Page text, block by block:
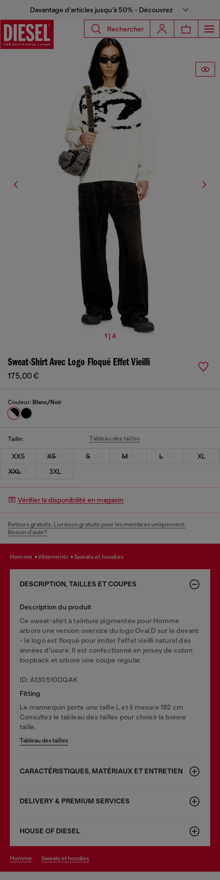
Davantage d’articles jusqu’à 50% - Découvrez
Rechercher
1 | 4
Sweat-Shirt Avec Logo Floqué Effet Vieilli
175,00 €
Couleur: Blanc/Noir
Taille: Tableau des tailles
XXS XS S M L
XL
XXL
3XL
Vérifier la disponibilité en magasin
Retours gratuits. Livraison gratuite pour les membres uniquement.
Besoin d’aide?
homme vêtements sweats et hoodies
DESCRIPTION, TAILLES ET COUPES
Description du produit
Ce sweat-shirt à teinture pigmentée pour Homme
arbore une version oversize du logo Oval D sur le devant
- le logo est floqué pour imiter l'effet vieilli naturel des
années d'usure. Il est confectionné en jersey de coton
loopback et arbore une coupe regular.
ID: A130510DQAK
Fitting
Le mannequin porte une taille L et il mesure 182 cm
Consultez le tableau des tailles pour choisir la bonne
taille.
Tableau des tailles
CARACTÉRISTIQUES, MATÉRIAUX ET ENTRETIEN
DELIVERY & PREMIUM SERVICES
HOUSE OF DIESEL
homme sweats et hoodies